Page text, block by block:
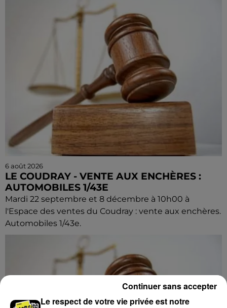
6 août 2026
LE COUDRAY - VENTE AUX ENCHÈRES :
AUTOMOBILES 1/43E
Mardi 22 septembre et 8 décembre à 10h00 à
l'Espace des ventes du Coudray : vente aux enchères.
Automobiles 1/43e.
Le respect de votre vie privée est notre
Continuer sans accepter